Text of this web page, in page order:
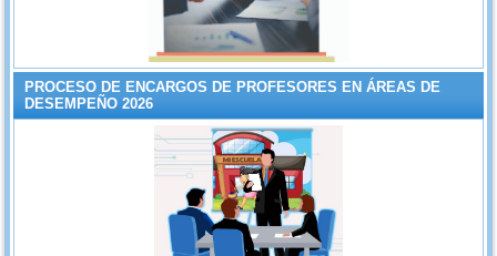
PROCESO DE ENCARGOS DE PROFESORES EN ÁREAS DE
DESEMPEÑO 2026